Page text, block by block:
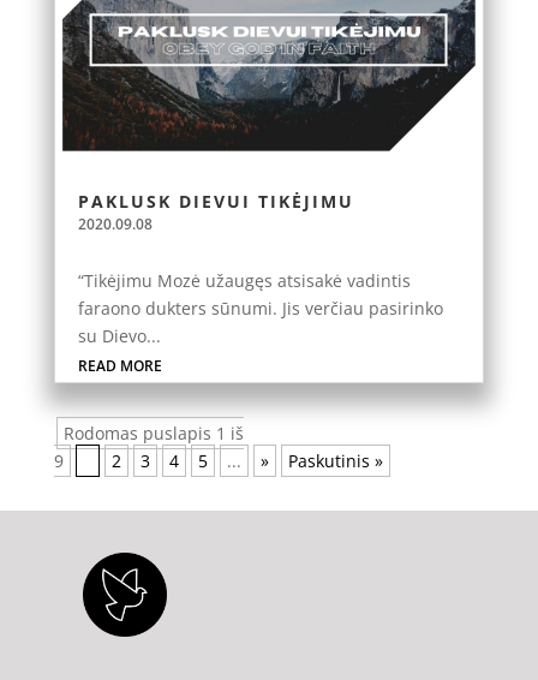
PAKLUSK DIEVUI TIKĖJIMU
2020.09.08
“Tikėjimu Mozė užaugęs atsisakė vadintis
faraono dukters sūnumi. Jis verčiau pasirinko
su Dievo...
READ MORE
Rodomas puslapis 1 iš
9
2 3 4 5 ... » Paskutinis »